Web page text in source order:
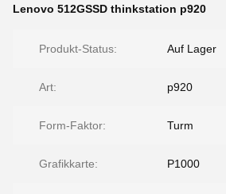
Lenovo 512GSSD thinkstation p920
Produkt-Status: Auf Lager
Art: p920
Form-Faktor: Turm
Grafikkarte: P1000